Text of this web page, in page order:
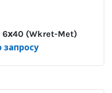
(Wkret-Met)
запросу